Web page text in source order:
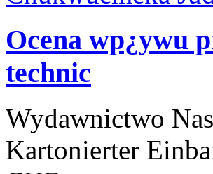
Ocena wp¿ywu
technic
Wydawnictwo
Kartonierter